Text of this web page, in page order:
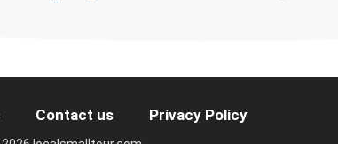
Contact us Privacy Policy